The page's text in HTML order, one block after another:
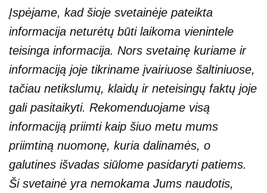
Įspėjame, kad šioje svetainėje pateikta
informacija neturėtų būti laikoma vienintele
teisinga informacija. Nors svetainę kuriame ir
informaciją joje tikriname įvairiuose šaltiniuose,
tačiau netikslumų, klaidų ir neteisingų faktų joje
gali pasitaikyti. Rekomenduojame visą
informaciją priimti kaip šiuo metu mums
priimtiną nuomonę, kuria dalinamės, o
galutines išvadas siūlome pasidaryti patiems.
Ši svetainė yra nemokama Jums naudotis,